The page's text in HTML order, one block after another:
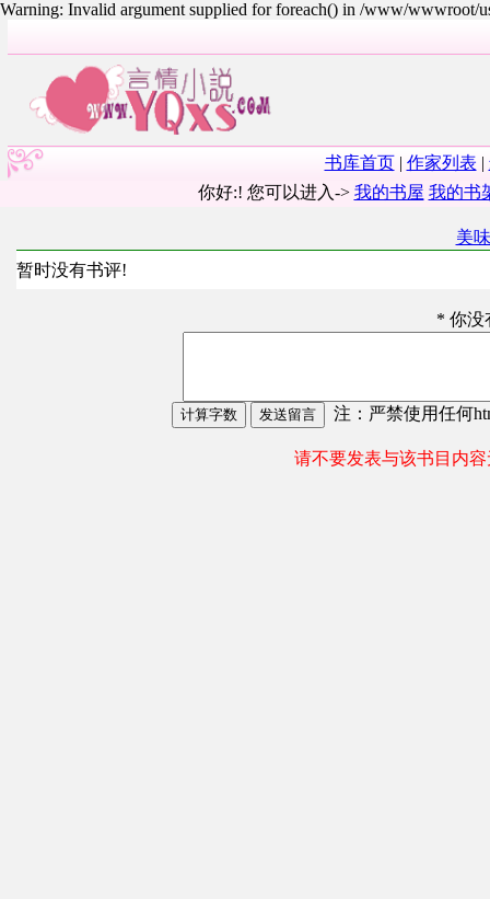
Warning: Invalid argument supplied for foreach() in /www/wwwroot/
书库首页| 作家列表 |
你好:! 您可以进入-> 我的书屋 我的书
美
暂时没有书评!
* 你没
注：严禁使用任何
请不要发表与该书目内